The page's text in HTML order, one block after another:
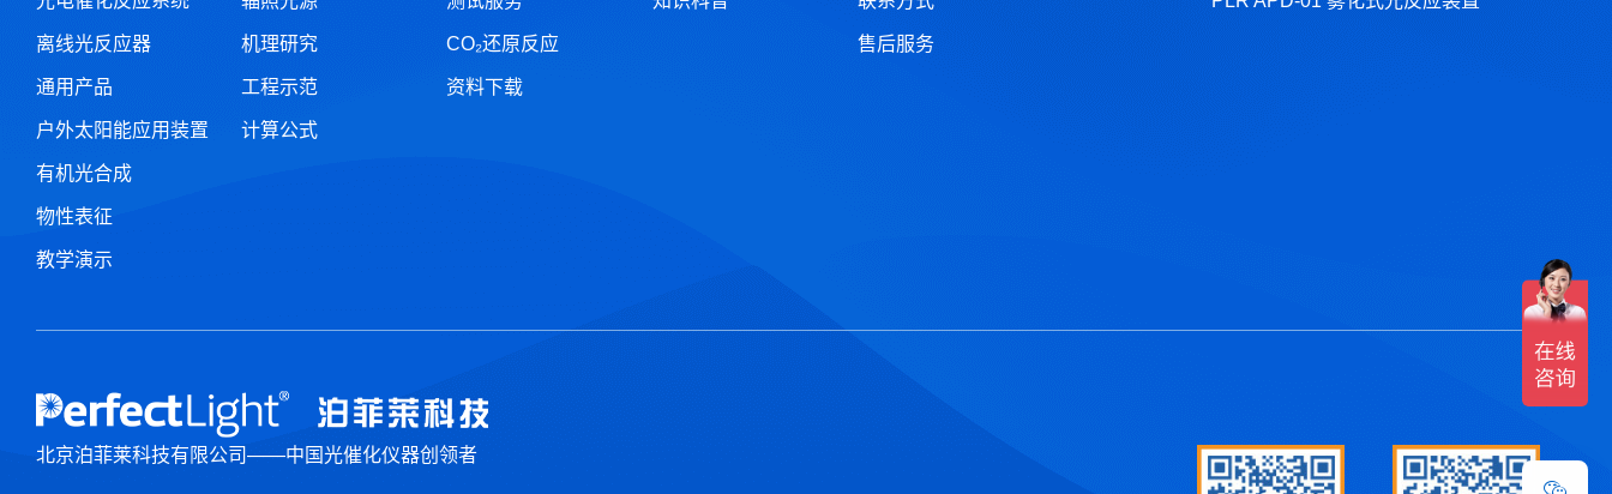
离线光反应器
通用产品
户外太阳能应用装置
有机光合成
物性表征
教学演示
机理研究
工程示范
计算公式
CO₂还原反应
资料下载
售后服务
北京泊菲莱科技有限公司——中国光催化仪器创领者